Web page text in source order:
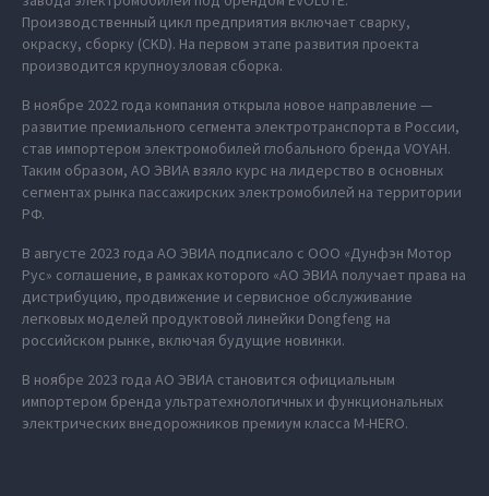
Производственный цикл предприятия включает сварку,
окраску, сборку (CKD). На первом этапе развития проекта
производится крупноузловая сборка.
В ноябре 2022 года компания открыла новое направление —
развитие премиального сегмента электротранспорта в России,
став импортером электромобилей глобального бренда VOYAH.
Таким образом, АО ЭВИА взяло курс на лидерство в основных
сегментах рынка пассажирских электромобилей на территории
РФ.
В августе 2023 года АО ЭВИА подписало с ООО «Дунфэн Мотор
Рус» соглашение, в рамках которого «АО ЭВИА получает права на
дистрибуцию, продвижение и сервисное обслуживание
легковых моделей продуктовой линейки Dongfeng на
российском рынке, включая будущие новинки.
В ноябре 2023 года АО ЭВИА становится официальным
импортером бренда ультратехнологичных и функциональных
электрических внедорожников премиум класса M‑HERO.